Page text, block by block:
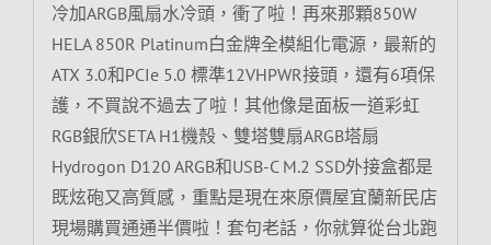
冷加ARGB風扇水冷頭，衝了啦！再來那顆850W
HELA 850R Platinum白金牌全模組化電源，最新的
ATX 3.0和PCIe 5.0 標準12VHPWR接頭，還有6項保
護，不買說不過去了啦！其他像是面板一道彩虹
RGB銀欣SETA H1機殼、雙塔雙扇ARGB塔扇
Hydrogon D120 ARGB和USB-C M.2 SSD外接盒都是
既炫砲又高質感，重點是現在來原價屋宜蘭新民店
現場購買通通半價啦！套句老話，你就算從台北跑